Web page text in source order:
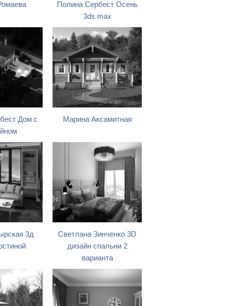
Полина Сербест Осень
3ds max
Дом с
Марина Аксамитная
3д
Светлана Зинченко 3D
дизайн спальни 2
варианта